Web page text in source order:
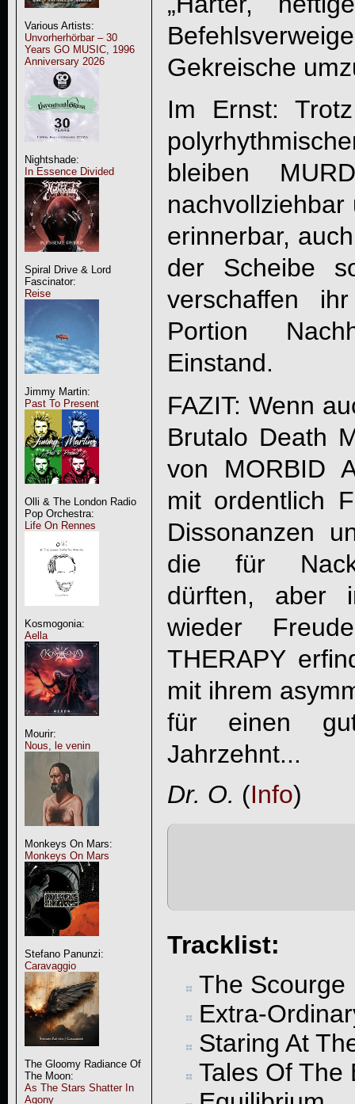
Various Artists:
Unvorherhörbar – 30
Years GO MUSIC, 1996
Anniversary 2026
Nightshade:
In Essence Divided
Spiral Drive & Lord
Fascinator:
Reise
Jimmy Martin:
Past To Present
Olli & The London Radio
Pop Orchestra:
Life On Rennes
Kosmogonia:
Aella
Mourir:
Nous, le venin
Monkeys On Mars:
Monkeys On Mars
Stefano Panunzi:
Caravaggio
The Gloomy Radiance Of
The Moon:
As The Stars Shatter In
Agony
Gekreische
Im Ernst:
bleiben
erinnerbar,
der Scheibe
verschaffen
Portion
Einstand.
FAZIT: Wenn
Brutalo Death
von MORBID
mit ordentlich
Dissonanzen
die für
dürften, aber
wieder
THERAPY
mit ihrem
für einen
Jahrzehnt...
Dr. O. (Info)
Tracklist:
The Scourge
Extra-
Staring At
Tales Of The